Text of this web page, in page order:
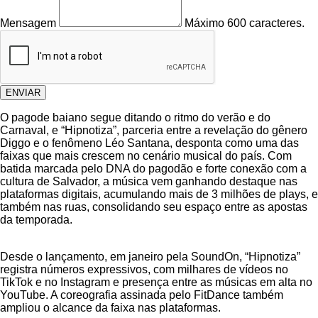
Mensagem Máximo 600 caracteres.
ENVIAR
O pagode baiano segue ditando o ritmo do verão e do
Carnaval, e “Hipnotiza”, parceria entre a revelação do gênero
Diggo e o fenômeno Léo Santana, desponta como uma das
faixas que mais crescem no cenário musical do país. Com
batida marcada pelo DNA do pagodão e forte conexão com a
cultura de Salvador, a música vem ganhando destaque nas
plataformas digitais, acumulando mais de 3 milhões de plays, e
também nas ruas, consolidando seu espaço entre as apostas
da temporada.
Desde o lançamento, em janeiro pela SoundOn, “Hipnotiza”
registra números expressivos, com milhares de vídeos no
TikTok e no Instagram e presença entre as músicas em alta no
YouTube. A coreografia assinada pelo FitDance também
ampliou o alcance da faixa nas plataformas.